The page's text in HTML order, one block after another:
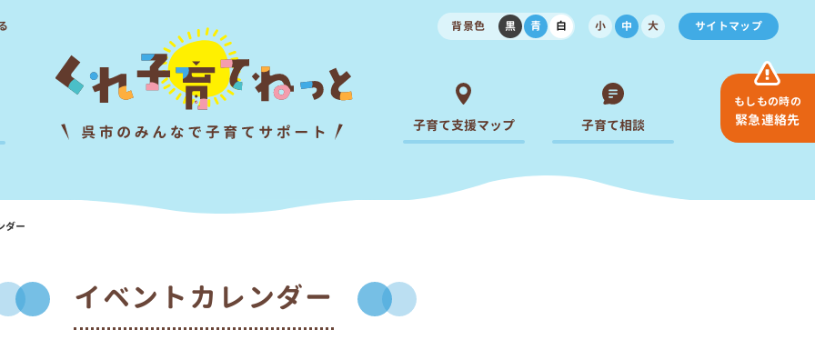
背景色 黒 青 白 小 中 大 サイトマップ
子育て支援マップ 子育て相談
もしもの時の
緊急連絡先
ダー
イベントカレンダー